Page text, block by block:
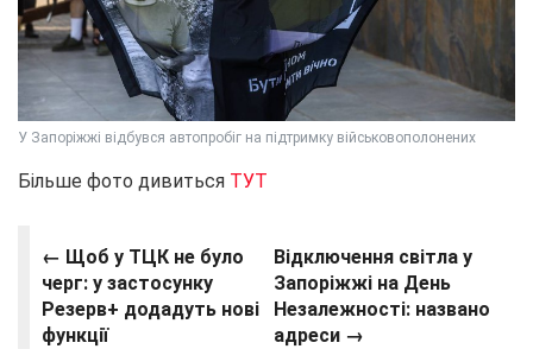
У Запоріжжі відбувся автопробіг на підтримку військовополонених
Більше фото дивиться ТУТ
← Щоб у ТЦК не було
черг: у застосунку
Резерв+ додадуть нові
функції
Відключення світла у
Запоріжжі на День
Незалежності: названо
адреси →